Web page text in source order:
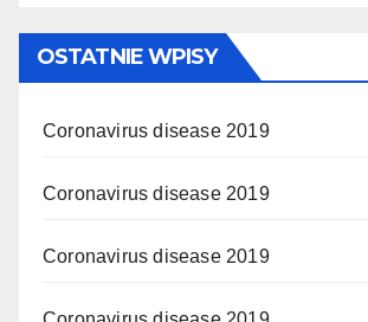
OSTATNIE WPISY
Coronavirus disease 2019
Coronavirus disease 2019
Coronavirus disease 2019